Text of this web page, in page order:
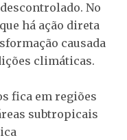
No
há ação direta
causada
climáticas.
fica em regiões
subtropicais